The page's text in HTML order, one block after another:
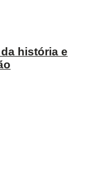
história e